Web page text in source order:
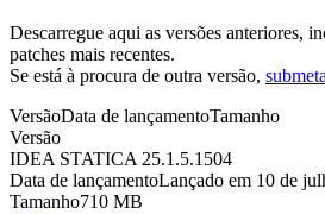
Descarregue aqui as versões anteriores,
patches mais recentes.
Se está à procura de outra versão,
VersãoData de lançamentoTamanho
Versão
IDEA STATICA 25.1.5.1504
Data de lançamentoLançado em 10 de
Tamanho710 MB